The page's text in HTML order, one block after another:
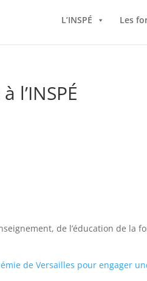
L’INSPÉ Les
l’INSPÉ
de l’éducation de la
de Versailles pour engager